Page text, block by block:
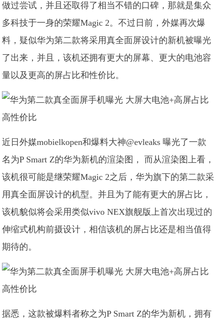
做过尝试，并且还取得了相当不错的口碑，那就是集众
多科技于一身的荣耀Magic 2。不过日前，外媒再次爆
料，疑似华为第二款将采用真全面屏设计的新机被曝光
了出来，并且，该机还拥有更大的屏幕、更大的电池容
量以及更高的屏占比和性价比。
近日外媒mobielkopen和爆料大神@evleaks 曝光了一款
名为P Smart Z的华为新机的渲染图， 而从渲染图上看，
该机很可能是继荣耀Magic 2之后，华为旗下的第二款采
用真全面屏设计的机型。并且为了能有更大的屏占比，
该机貌似将会采用类似vivo NEX旗舰版上首次出现过的
伸缩式机构前摄设计，相信该机的屏占比还是相当值得
期待的。
据悉，这款被爆料者称之为P Smart Z的华为新机，拥有